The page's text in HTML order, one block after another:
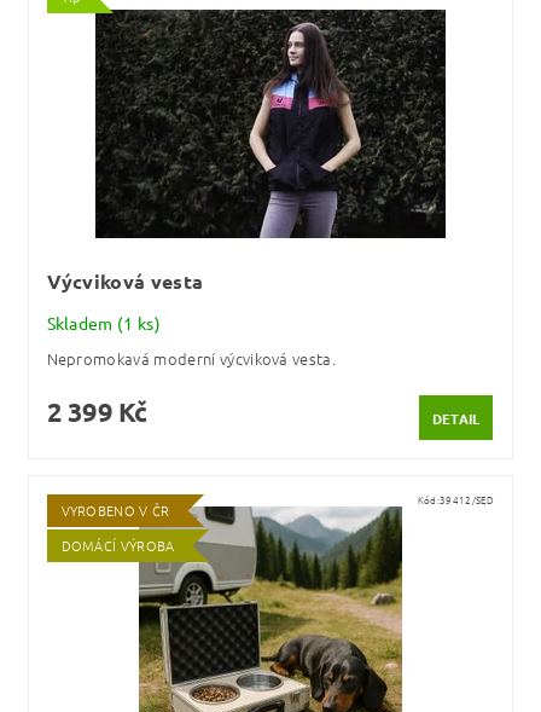
Výcviková vesta
Skladem (1 ks)
Nepromokavá moderní výcviková vesta.
2 399 Kč DETAIL
VYROBENO V ČR
DOMÁCÍ VÝROBA
Kód:39412/SED